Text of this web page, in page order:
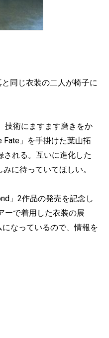
同じ衣装の二人が椅子に
技術にますます磨きをか
Fate」を手掛けた葉山拓
れる。互いに進化した
に待っていてほしい。
」2作品の発売を記念し
ーで着用した衣装の展
なっているので、情報を